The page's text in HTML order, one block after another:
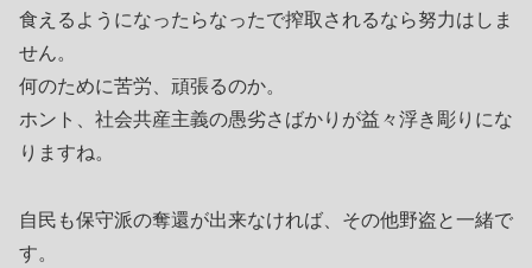
食えるようになったらなったで搾取されるなら努力はしま
せん。
何のために苦労、頑張るのか。
ホント、社会共産主義の愚劣さばかりが益々浮き彫りにな
りますね。
自民も保守派の奪還が出来なければ、その他野盗と一緒で
す。